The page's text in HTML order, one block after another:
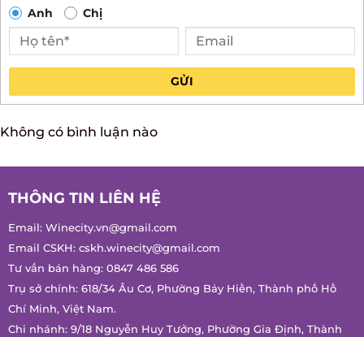
Không có bình luận nào
THÔNG TIN LIÊN HỆ
Email:Winecity.vn@gmail.com
Email CSKH:cskh.winecity@gmail.com
Tư vấn bán hàng:0847 486 586